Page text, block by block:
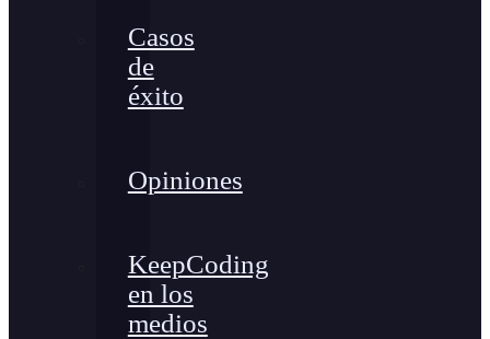
Casos
de
éxito
Opiniones
KeepCoding
en los
medios